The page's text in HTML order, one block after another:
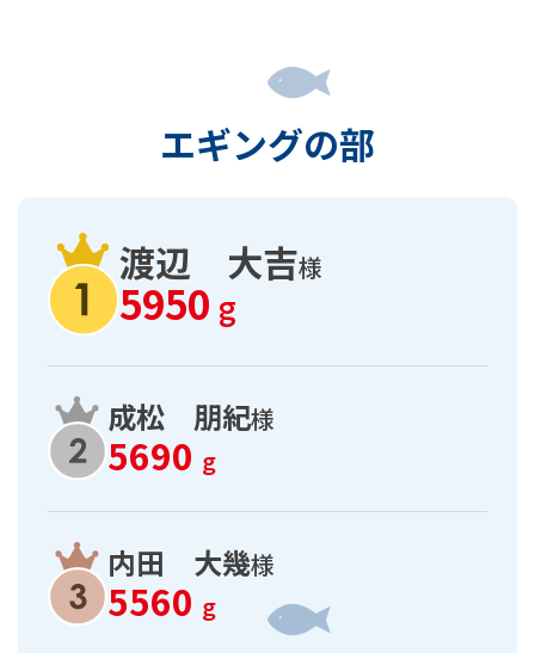
エギングの部
渡辺 大吉様
5950 g
成松 朋紀様
5690 g
内田 大幾様
5560 g